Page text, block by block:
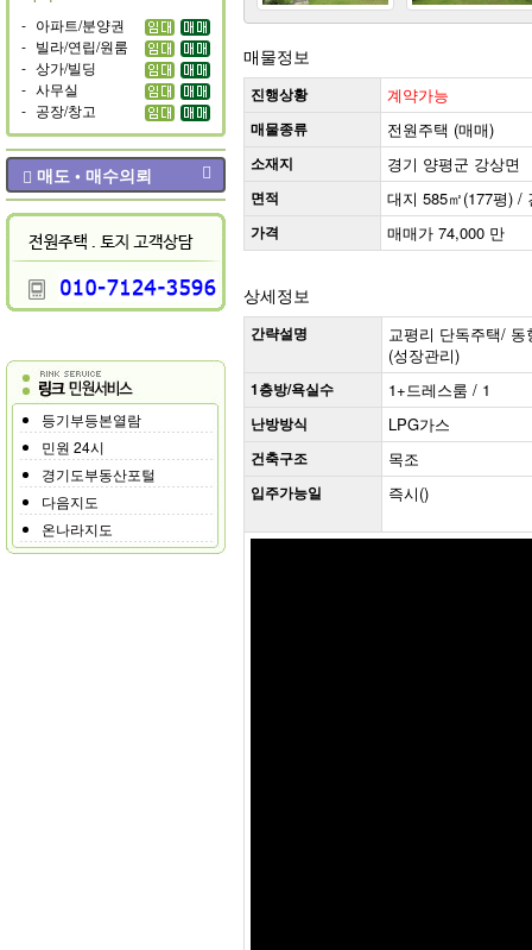
- 아파트/분양권
- 빌라/연립/원룸
- 상가/빌딩
- 사무실
- 공장/창고
매도 • 매수의뢰
등기부등본열람
민원 24시
경기도부동산포털
다음지도
온나라지도
매물정보
진행상황 계약가능
매물종류 전원주택 (매매)
소재지 경기 양평군 강상면
면적 대지 585㎡(177평) /
가격 매매가 74,000 만
상세정보
간략설명
교평리 단독주택/
(성장관리)
1층방/욕실수 1+드레스룸 / 1
난방방식 LPG가스
건축구조 목조
입주가능일 즉시()